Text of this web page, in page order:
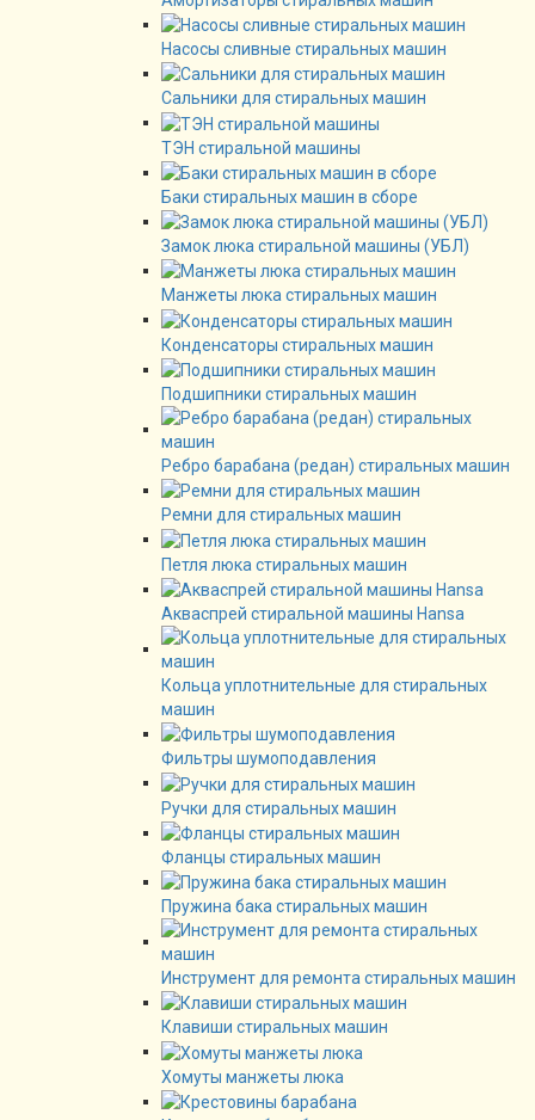
Насосы сливные стиральных машин
Сальники для стиральных машин
ТЭН стиральной машины
Баки стиральных машин в сборе
Замок люка стиральной машины (УБЛ)
Манжеты люка стиральных машин
Конденсаторы стиральных машин
Подшипники стиральных машин
Ребро барабана (редан) стиральных машин
Ремни для стиральных машин
Петля люка стиральных машин
Акваспрей стиральной машины Hansa
Кольца уплотнительные для стиральных
машин
Фильтры шумоподавления
Ручки для стиральных машин
Фланцы стиральных машин
Пружина бака стиральных машин
Инструмент для ремонта стиральных машин
Клавиши стиральных машин
Хомуты манжеты люка